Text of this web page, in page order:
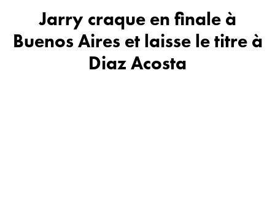
Jarry craque en finale à
Buenos Aires et laisse le titre à
Diaz Acosta